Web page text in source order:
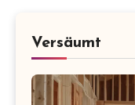
Versäumt